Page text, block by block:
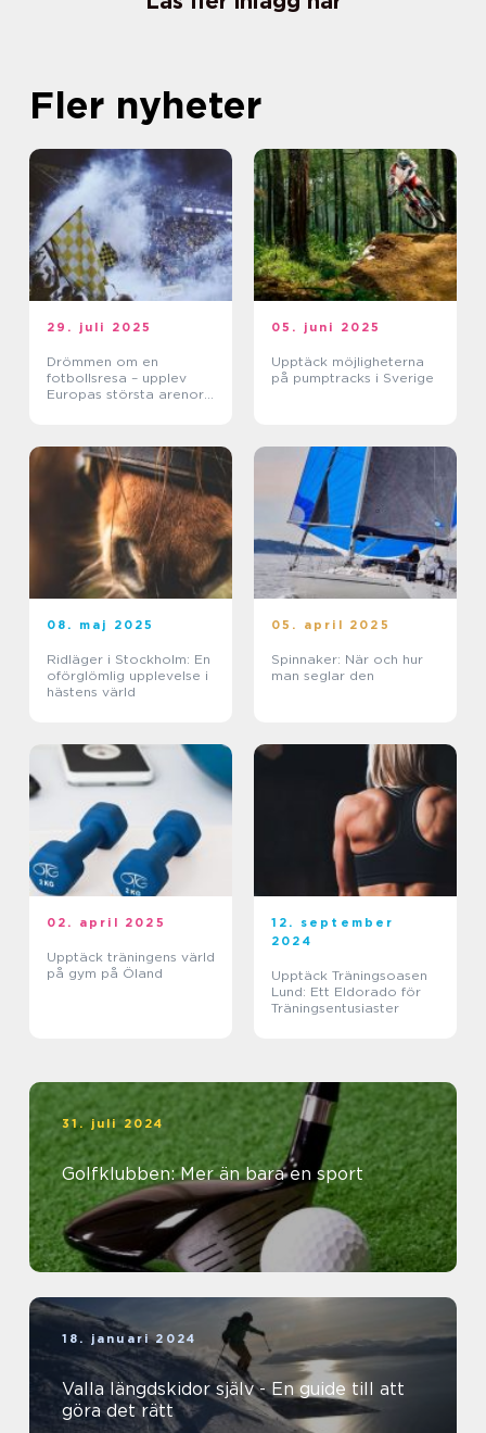
Fler nyheter
29. juli 2025
Drömmen om en
fotbollsresa – upplev
Europas största arenor
05. juni 2025
Upptäck möjligheterna
på pumptracks i Sverige
08. maj 2025
Ridläger i Stockholm: En
oförglömlig upplevelse i
hästens värld
05. april 2025
Spinnaker: När och hur
man seglar den
02. april 2025
Upptäck träningens värld
på gym på Öland
12. september
2024
Upptäck Träningsoasen
Lund: Ett Eldorado för
Träningsentusiaster
31. juli 2024
Golfklubben: Mer än bara en sport
18. januari 2024
Valla längdskidor själv - En guide till att
göra det rätt